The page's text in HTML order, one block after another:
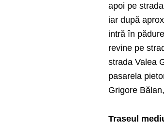
apoi pe
iar după
intră în
revine pe
strada Valea
pasarela
Grigore
Traseul